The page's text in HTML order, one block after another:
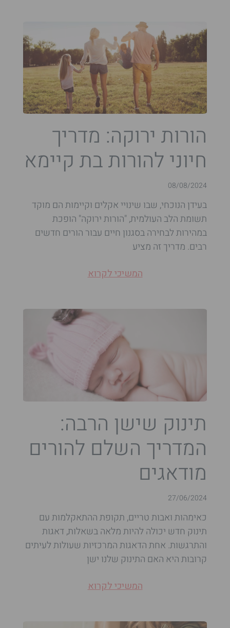
הורות ירוקה: מדריך
חיוני להורות בת קיימא
08/08/2024
בעידן הנוכחי, שבו שינויי אקלים וקיימות הם מוקד
תשומת הלב העולמית, "הורות ירוקה" הופכת
במהירות לבחירה בסגנון חיים עבור הורים חדשים
רבים. מדריך זה מציע
המשיכי לקרוא
תינוק שישן הרבה:
המדריך השלם להורים
מודאגים
27/06/2024
כאימהות ואבות טריים, תקופת ההתאקלמות עם
תינוק חדש יכולה להיות מלאה בשאלות, דאגות
והתרגשות. אחת הדאגות המרכזיות שעולות לעיתים
קרובות היא האם התינוק שלנו ישן
המשיכי לקרוא